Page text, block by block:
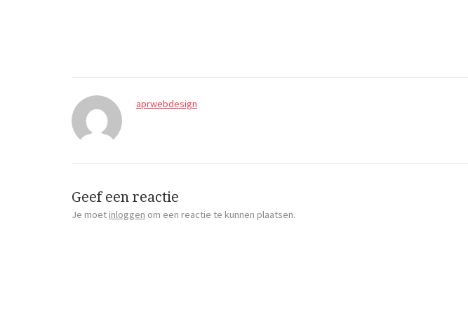
aprwebdesign
Geef een reactie
Je moet inloggen om een reactie te kunnen plaatsen.